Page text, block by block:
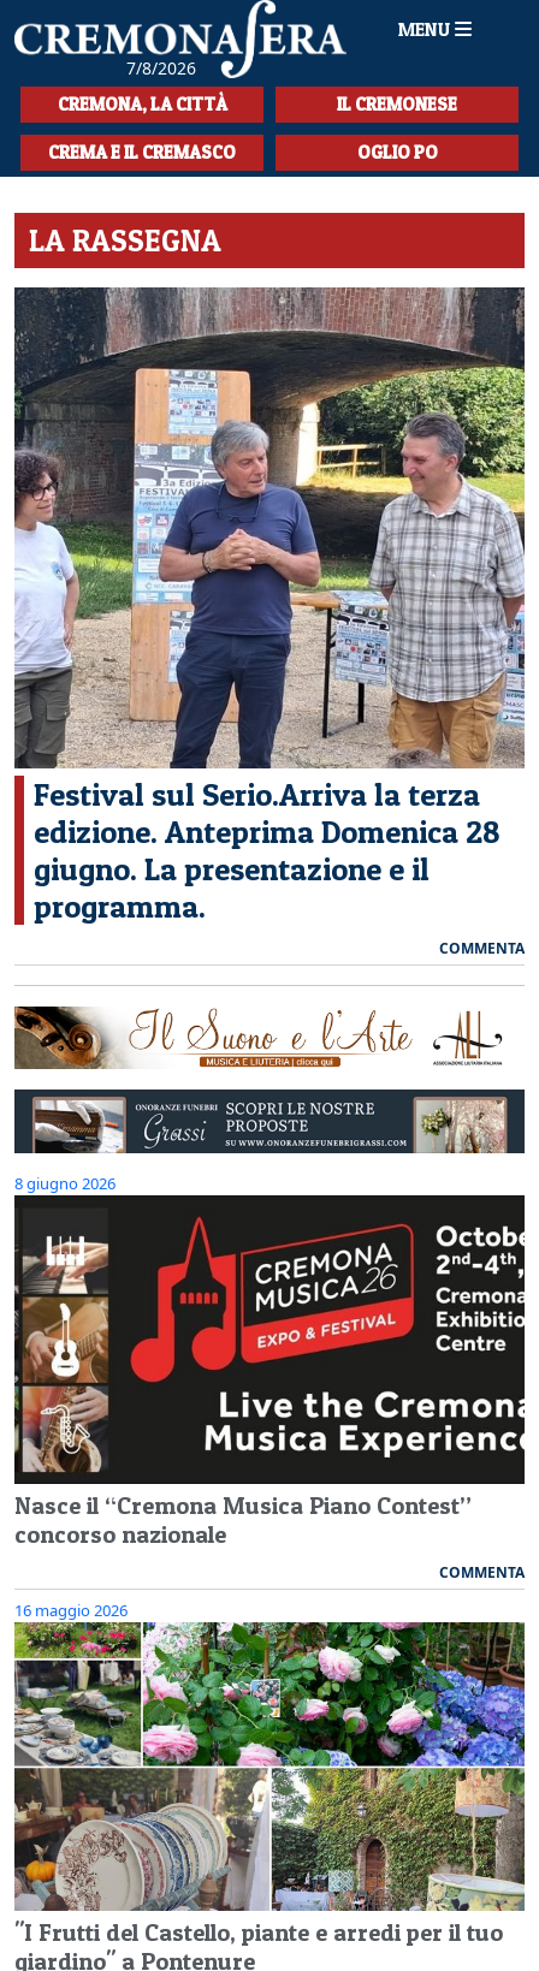
7/8/2026
MENU
HOME
CRONACA
LA MUSICA
CULTURA
LA STORIA
SPETTACOLI
L'EDITORIALE
SEZIONI
CERCA
CREMONA, LA CITTÀ IL CREMONESE
CREMA E IL CREMASCO OGLIO PO
LA RASSEGNA
Festival sul Serio.Arriva la terza
edizione. Anteprima Domenica 28
giugno. La presentazione e il
programma.
COMMENTA
8 giugno 2026
Nasce il “Cremona Musica Piano Contest”
concorso nazionale
COMMENTA
16 maggio 2026
"I Frutti del Castello, piante e arredi per il tuo
giardino" a Pontenure